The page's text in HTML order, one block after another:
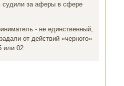
судили за аферы в сфере
- не единственный,
от действий «черного»
или 02.